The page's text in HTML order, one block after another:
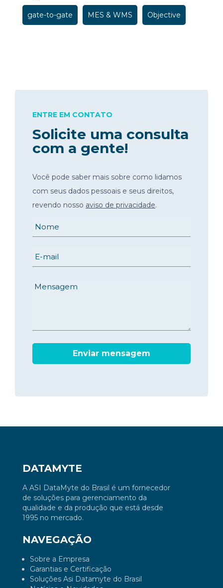
gate-to-gate MES & WMS Objective
ENTRE EM CONTATO
Solicite uma consulta
com a gente!
Você pode saber mais sobre como lidamos
com seus dados pessoais e seus direitos,
revendo nosso aviso de privacidade.
DATAMYTE
A ASI DataMyte do Brasil é um fornecedor
de soluções para gerenciamento da
qualidade e da produção que está desde
1995 no mercado.
NAVEGAÇÃO
Sobre a Empresa
Garantias e Certificação
Soluções Asi Datamyte do Brasil